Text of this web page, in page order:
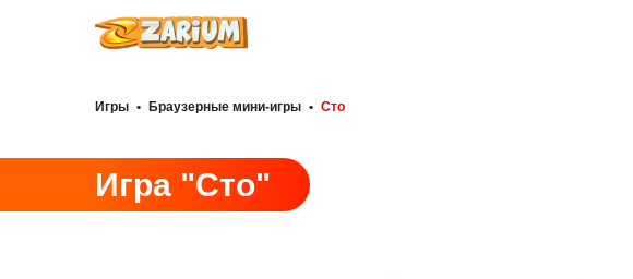
Игры • Браузерные мини-игры • Сто
Игра "Сто"